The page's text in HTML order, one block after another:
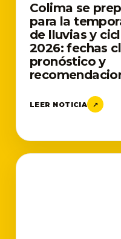
Colima se
para la
de lluvias y
2026: fechas
pronóstico y
LEER NOTICIA ↗